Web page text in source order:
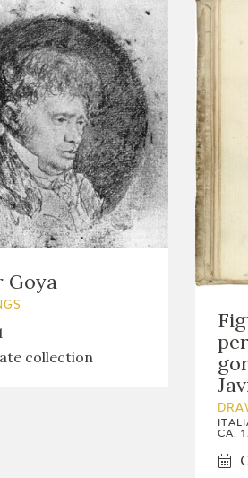
Goya
collection
CA.